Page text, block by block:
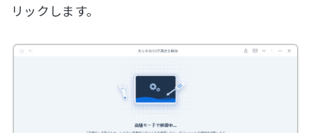
リックします。